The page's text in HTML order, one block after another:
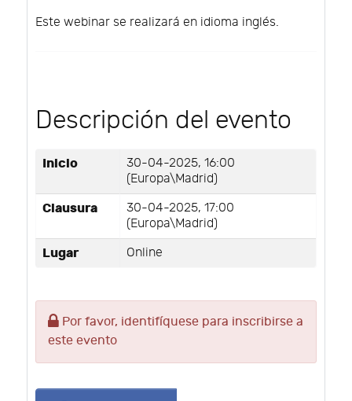
Este webinar se realizará en idioma inglés.
Descripción del evento
Inicio
30-04-2025, 16:00
(Europa\Madrid)
Clausura
30-04-2025, 17:00
(Europa\Madrid)
Lugar Online
Por favor, identifíquese para inscribirse a
este evento